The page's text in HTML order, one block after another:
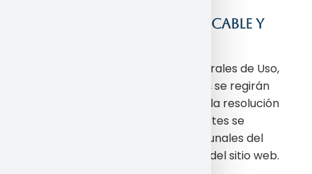
CONTROVERSIAS. LEY APLICABLE Y
Las presentes Condiciones Generales de Uso,
así como el uso del Espacio Web, se regirán
por la legislación española. Para la resolución
de cualquier controversia las partes se
someterán a los Juzgados y Tribunales del
domicilio social del Responsable del sitio web.